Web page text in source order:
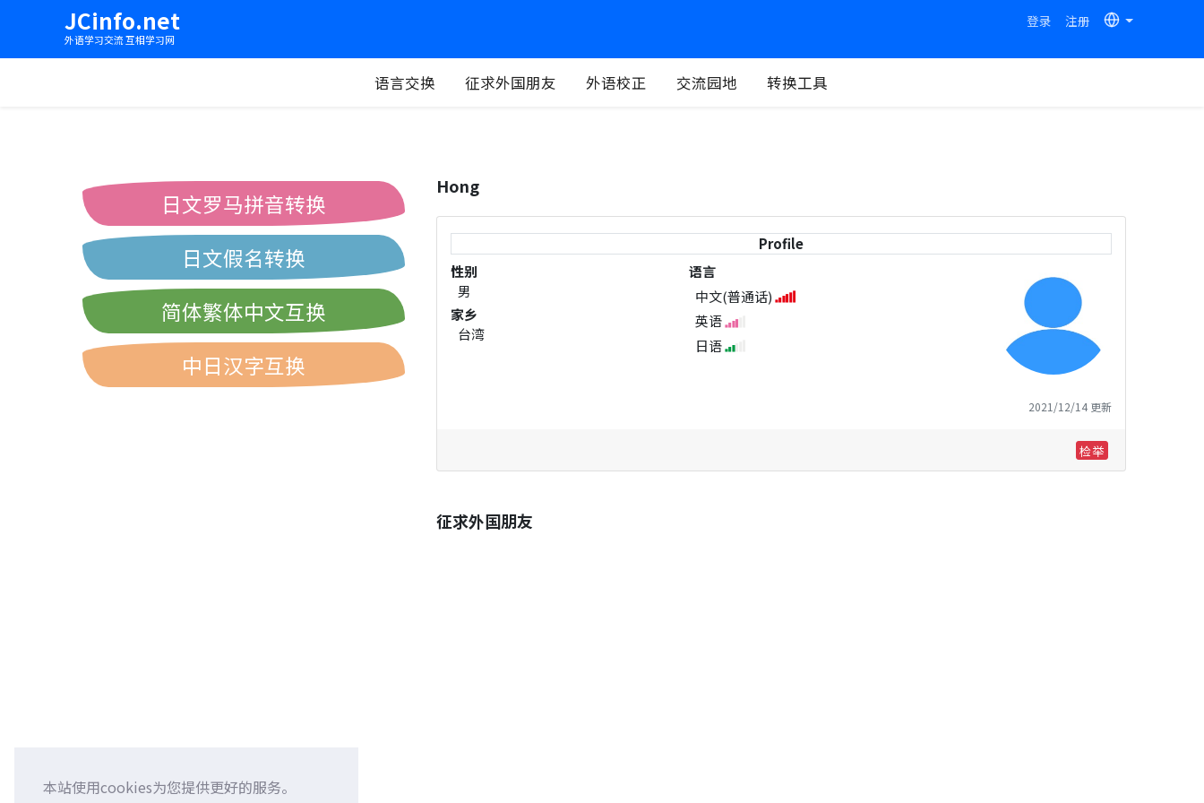
本站使用cookies为您提供更好的服务。
JCinfo.net
外语学习交流 互相学习网
登录 注册
语言交换 征求外国朋友 外语校正 交流园地 转换工具
Hong
Profile
性别
男
家乡
台湾
语言
中文(普通话)
英语
日语
2021/12/14 更新
检举
征求外国朋友
日文罗马拼音转换
日文假名转换
简体繁体中文互换
中日汉字互换